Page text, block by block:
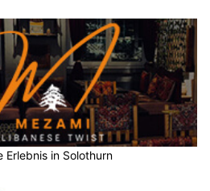
Erlebnis in Solothurn